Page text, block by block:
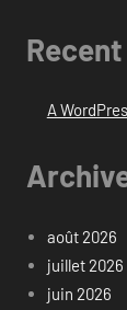
A
août 2026
juillet 2026
juin 2026